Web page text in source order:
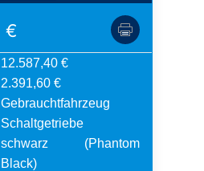
€
12.587,40 €
2.391,60 €
Gebrauchtfahrzeug
Schaltgetriebe
schwarz (Phantom
Black)